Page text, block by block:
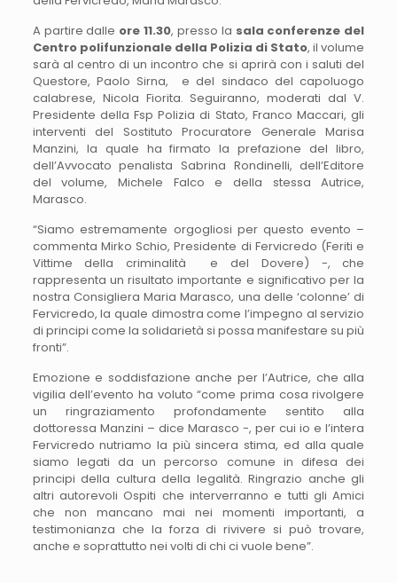
A partire dalle ore 11.30, presso la sala conferenze del
Centro polifunzionale della Polizia di Stato, il volume
sarà al centro di un incontro che si aprirà con i saluti del
Questore, Paolo Sirna, e del sindaco del capoluogo
calabrese, Nicola Fiorita. Seguiranno, moderati dal V.
Presidente della Fsp Polizia di Stato, Franco Maccari, gli
interventi del Sostituto Procuratore Generale Marisa
Manzini, la quale ha firmato la prefazione del libro,
dell’Avvocato penalista Sabrina Rondinelli, dell’Editore
del volume, Michele Falco e della stessa Autrice,
Marasco.
“Siamo estremamente orgogliosi per questo evento –
commenta Mirko Schio, Presidente di Fervicredo (Feriti e
Vittime della criminalità e del Dovere) -, che
rappresenta un risultato importante e significativo per la
nostra Consigliera Maria Marasco, una delle ‘colonne’ di
Fervicredo, la quale dimostra come l’impegno al servizio
di principi come la solidarietà si possa manifestare su più
fronti”.
Emozione e soddisfazione anche per l’Autrice, che alla
vigilia dell’evento ha voluto “come prima cosa rivolgere
un ringraziamento profondamente sentito alla
dottoressa Manzini – dice Marasco -, per cui io e l’intera
Fervicredo nutriamo la più sincera stima, ed alla quale
siamo legati da un percorso comune in difesa dei
principi della cultura della legalità. Ringrazio anche gli
altri autorevoli Ospiti che interverranno e tutti gli Amici
che non mancano mai nei momenti importanti, a
testimonianza che la forza di rivivere si può trovare,
anche e soprattutto nei volti di chi ci vuole bene”.